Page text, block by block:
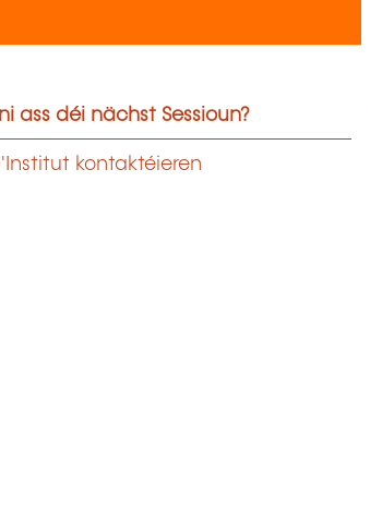
ass déi nächst Sessioun?
kontaktéieren